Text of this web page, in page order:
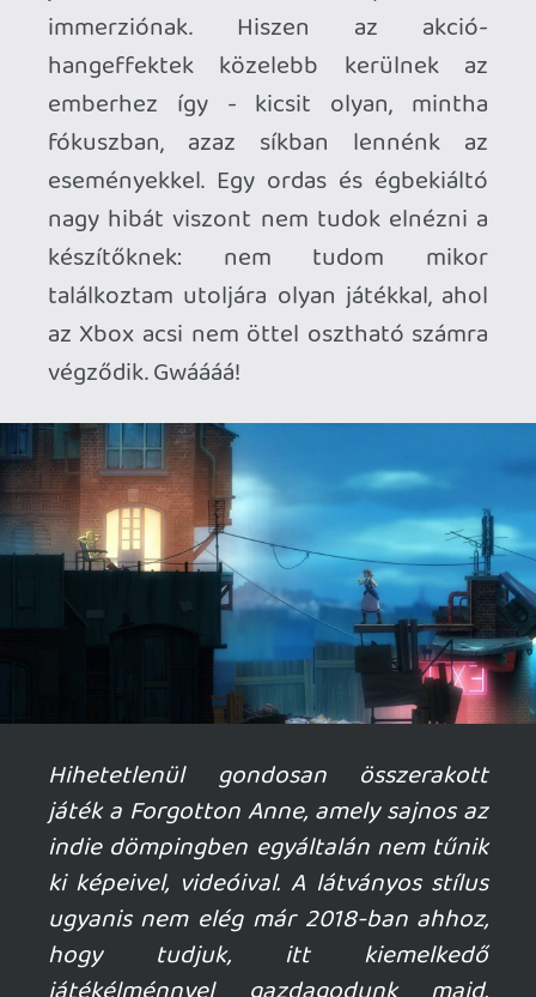
siklara 2018.05.14 14:19:58 #007nu
Felejtős Annuska engem is érdekel. 🙂
mcmacko 2018.05.13 21:37:01 #007nt
Cinematic platformer, a'la Another World
és társai, kiegészítve sok narratív
párbeszéddel, anima-erő logikai
feladványokkal (hova teszed az egy
egységnyi animát, amivel gépeket
működtetsz), döntésekkel-
következményekkel.
Nem igazán derül ki nekem ebből,
pontosan milyen játék is ez, de mégis
felkeltette az érdeklődésem. Weird.
Shifty Fox 2018.05.13 17:20:00 #007nr
Gyönyörű cucc, nagyon kell kategória lett!
2018.05.12 18:55:12 #007nq
Igen, kicsit szerencsétlen, hogy itthonról
sokan "nem látják" még a játékot, a store
sem túl erősek, szóval megvan az esélye,
hogy radar alatt marad.
Lav: szerintem átvezető összesen 20 perc
van benne 7-8 óra natúr gameplay mellé.
Játék közben kapod a narratíva javát, még
a durván absztrakt részeket is. 😉
Insect 2018.05.12 09:45:15